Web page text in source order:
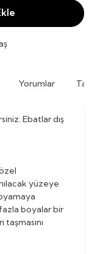
Yorumlar
Ebatlar dış
yüzeye
boyalar bir
taşmasını